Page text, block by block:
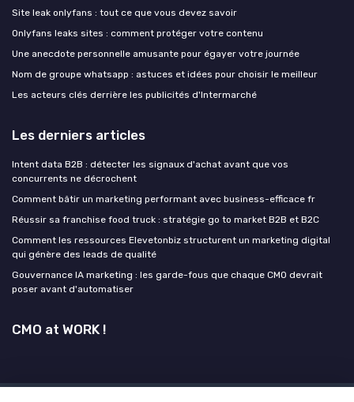
Site leak onlyfans : tout ce que vous devez savoir
Onlyfans leaks sites : comment protéger votre contenu
Une anecdote personnelle amusante pour égayer votre journée
Nom de groupe whatsapp : astuces et idées pour choisir le meilleur
Les acteurs clés derrière les publicités d'Intermarché
Les derniers articles
Intent data B2B : détecter les signaux d'achat avant que vos
concurrents ne décrochent
Comment bâtir un marketing performant avec business-efficace fr
Réussir sa franchise food truck : stratégie go to market B2B et B2C
Comment les ressources Elevetonbiz structurent un marketing digital
qui génère des leads de qualité
Gouvernance IA marketing : les garde-fous que chaque CMO devrait
poser avant d'automatiser
CMO at WORK !